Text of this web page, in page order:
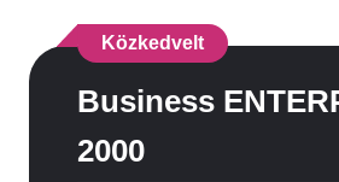
Közkedvelt
Business
2000